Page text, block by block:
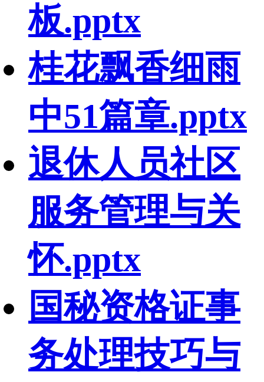
板.pptx
桂花飘香细雨
中51篇章.pptx
退休人员社区
服务管理与关
怀.pptx
国秘资格证事
务处理技巧与